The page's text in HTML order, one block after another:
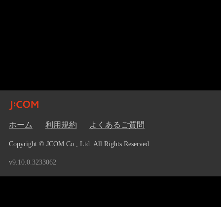
ホーム 利用規約 よくあるご質問
Copyright © JCOM Co., Ltd. All Rights Reserved.
v9.10.0.3233062